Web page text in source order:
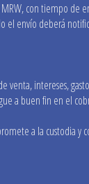
con tiempo
envío deberá
intereses,
a buen fin en el
a la custodia